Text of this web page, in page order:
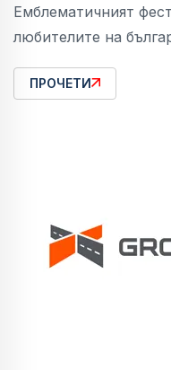
Емблематичният
любителите на
ПРОЧЕТИ